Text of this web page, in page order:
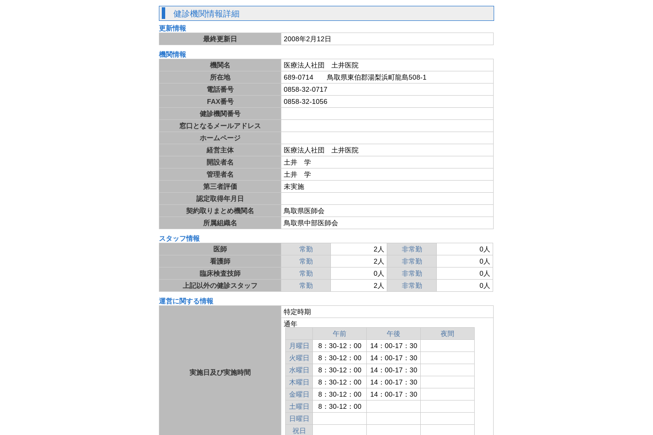
健診機関情報詳細
更新情報
最終更新日
2008年2月12日
機関情報
機関名
医療法人社団 土井医院
所在地
689-0714 鳥取県東伯郡湯梨浜町龍島508-1
電話番号
0858-32-0717
FAX番号
0858-32-1056
健診機関番号
窓口となるメールアドレス
ホームページ
経営主体
医療法人社団 土井医院
開設者名
土井 学
管理者名
土井 学
第三者評価
未実施
認定取得年月日
契約取りまとめ機関名
鳥取県医師会
所属組織名
鳥取県中部医師会
スタッフ情報
医師
常勤 2人 非常勤
0人
看護師
常勤 2人 非常勤
0人
臨床検査技師
常勤 0人 非常勤
0人
上記以外の健診スタッフ
常勤 2人 非常勤
0人
運営に関する情報
実施日及び実施時間
特定時期
通年
午前
午後
夜間
月曜日
8：30-12：00
14：00-17：30
火曜日
8：30-12：00
14：00-17：30
水曜日
8：30-12：00
14：00-17：30
木曜日
8：30-12：00
14：00-17：30
金曜日
8：30-12：00
14：00-17：30
土曜日
8：30-12：00
日曜日
祝日